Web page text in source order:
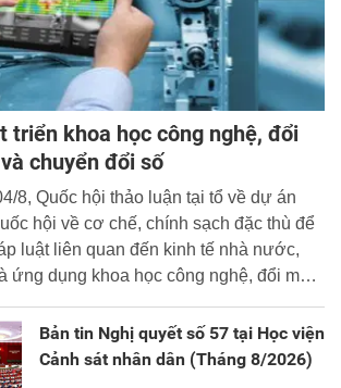
triển khoa học công nghệ, đổi
chuyển đổi số
8, Quốc hội thảo luận tại tổ về dự án
hội về cơ chế, chính sạch đặc thù để
luật liên quan đến kinh tế nhà nước,
ứng dụng khoa học công nghệ, đổi mới
Bản tin Nghị quyết số 57 tại Học viện
Cảnh sát nhân dân (Tháng 8/2026)